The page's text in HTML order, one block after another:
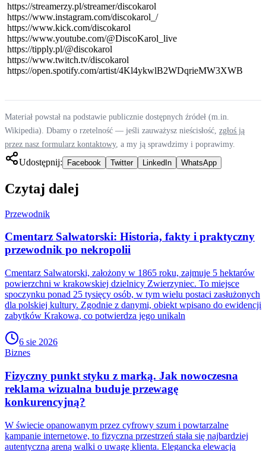
https://streamerzy.pl/streamer/discokarol
https://www.instagram.com/discokarol_/
https://www.kick.com/discokarol
https://www.youtube.com/@DiscoKarol_live
https://tipply.pl/@discokarol
https://www.twitch.tv/discokarol
https://open.spotify.com/artist/4Kl4ykwlB2WDqrieMW3XWB
Materiał powstał na podstawie publicznie dostępnych źródeł (m.in.
Wikipedia). Dbamy o rzetelność — jeśli zauważysz nieścisłość, zgłoś ją
przez nasz formularz kontaktowy, a my ją sprawdzimy i poprawimy.
Udostępnij: Facebook Twitter LinkedIn WhatsApp
Czytaj dalej
Przewodnik
Cmentarz Salwatorski: Historia, fakty i praktyczny
przewodnik po nekropolii
Cmentarz Salwatorski, założony w 1865 roku, zajmuje 5 hektarów
powierzchni w krakowskiej dzielnicy Zwierzyniec. To miejsce
spoczynku ponad 25 tysięcy osób, w tym wielu postaci zasłużonych
dla polskiej kultury. Zgodnie z danymi, obiekt wpisano do ewidencji
zabytków Krakowa, co potwierdza jego unikaln
6 sie 2026
Biznes
Fizyczny punkt styku z marką. Jak nowoczesna
reklama wizualna buduje przewagę
konkurencyjną?
W świecie opanowanym przez cyfrowy szum i powtarzalne
kampanie internetowe, to fizyczna przestrzeń stała się najbardziej
autentyczną areną walki o uwagę klienta. Elegancka elewacja